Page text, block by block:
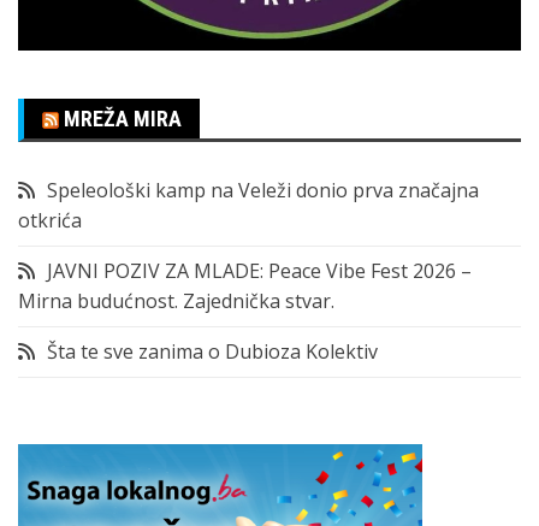
MREŽA MIRA
Speleološki kamp na Veleži donio prva značajna
otkrića
JAVNI POZIV ZA MLADE: Peace Vibe Fest 2026 –
Mirna budućnost. Zajednička stvar.
Šta te sve zanima o Dubioza Kolektiv